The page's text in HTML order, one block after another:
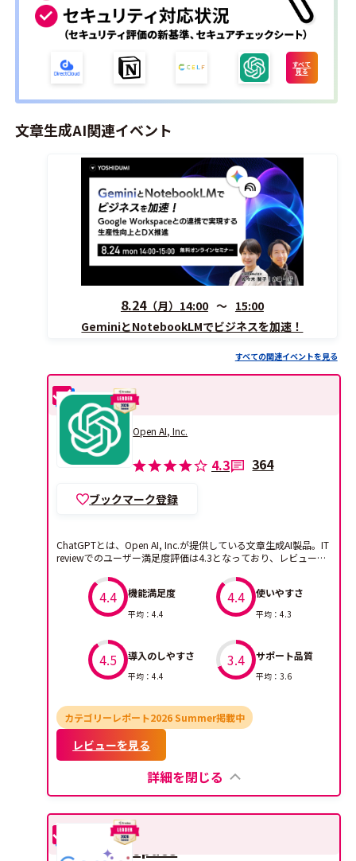
比較 ChatGPT
Open AI, Inc.
4.3 364
ブックマーク登録
ChatGPTとは、Open AI, Inc.が提供している文章生成AI製品。IT
reviewでのユーザー満足度評価は4.3となっており、レビューの
4.4 機能満足度
平均：4.4
4.4 使いやすさ
平均：4.3
4.5 導入のしやすさ
平均：4.4
3.4 サポート品質
平均：3.6
カテゴリーレポート2026 Summer掲載中
レビューを見る
詳細を閉じる
Gemini for Google Work
space
すべて
見る
文章生成AI関連イベント
8.24（月） 14:00
15:00
GeminiとNotebookLMでビジネスを加速！
すべての関連イベントを見る